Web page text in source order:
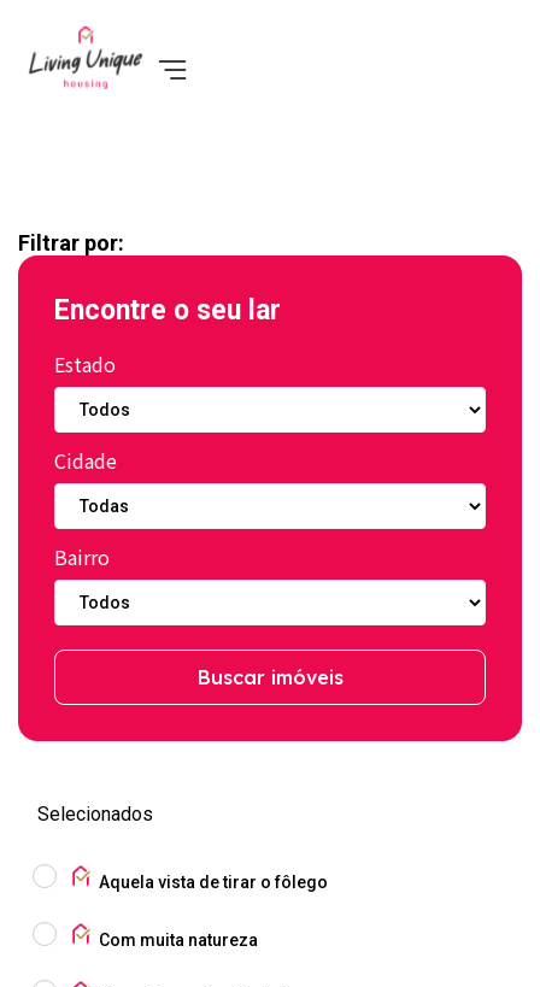
Filtrar por:
Encontre o seu lar
Estado
Cidade
Bairro
Buscar imóveis
Selecionados
Aquela vista de tirar o fôlego
Com muita natureza